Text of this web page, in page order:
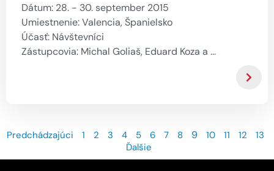
Dátum: 28. - 30. september 2015
Umiestnenie: Valencia, Španielsko
Účasť: Návštevníci
Zástupcovia: Michal Goliaš, Eduard Koza a ...
Predchádzajúci 1 2 3 4 5 6 7 8 9 10 11 12
13
Ďalšie